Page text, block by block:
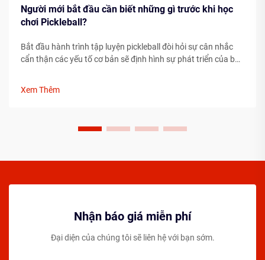
Người mới bắt đầu cần biết những gì trước khi học
chơi Pickleball?
Bắt đầu hành trình tập luyện pickleball đòi hỏi sự cân nhắc
cẩn thận các yếu tố cơ bản sẽ định hình sự phát triển của bạn
Xem Thêm
Nhận báo giá miễn phí
Đại diện của chúng tôi sẽ liên hệ với bạn sớm.